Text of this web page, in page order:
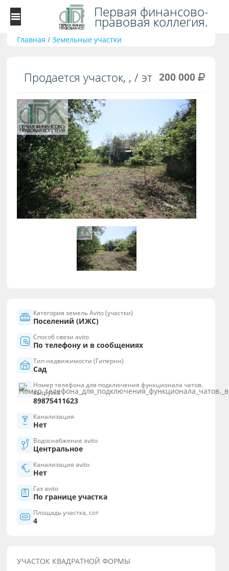
Первая финансово-
правовая коллегия.
Главная /Земельные участки
Продается участок, , / эт 200 000
Категория земель Avito (участки)
Поселений (ИЖС)
Способ связи avito
По телефону и в сообщениях
Тип недвижимости (Гипернн)
Сад
Номер телефона для подключения функционала чатов.
выгрузка
89875411623
Канализация
Нет
Водоснабжение avito
Центральное
Канализация avito
Нет
Газ avito
По границе участка
Площадь участка, сот
4
УЧАСТОК КВАДРАТНОЙ ФОРМЫ